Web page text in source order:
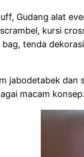
Gudang alat
kursi
tenda
jabodetabek
macam konsep.